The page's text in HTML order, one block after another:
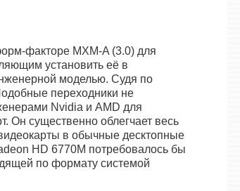
факторе MXM-A (3.0) для
установить её в
моделью. Судя по
переходники не
Nvidia и AMD для
Он существенно облегчает весь
в обычные десктопные
HD 6770M потребовалось бы
по формату системой